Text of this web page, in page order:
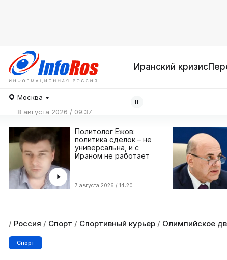
Иранский кризис
Москва
8 августа 2026 / 09:37
Политолог Ежов:
политика сделок – не
универсальна, и с
Ираном не работает
7 августа 2026 / 14:20
/ Россия / Спорт / Спортивный курьер / Олимпийское
Спорт